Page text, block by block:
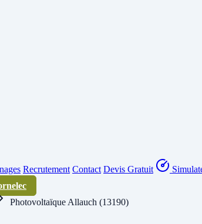
Recrutement Contact Devis Gratuit
Photovoltaïque Allauch (13190)